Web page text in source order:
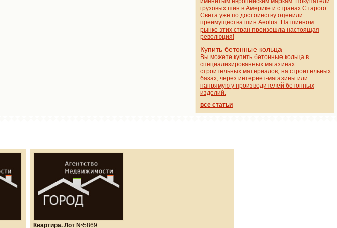
грузовых шин в Америке и странах Старого
Света уже по достоинству оценили
преимущества шин Aeolus. На шинном
рынке этих стран произошла настоящая
революция!
Купить бетонные кольца
Вы можете купить бетонные кольца в
специализированных магазинах
строительных материалов, на строительных
базах, через интернет-магазины или
напрямую у производителей бетонных
изделий.
все статьи
Квартира. Лот №5869